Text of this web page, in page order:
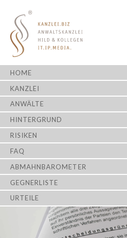
HOME
KANZLEI
ANWÄLTE
HINTERGRUND
RISIKEN
FAQ
ABMAHNBAROMETER
GEGNERLISTE
URTEILE